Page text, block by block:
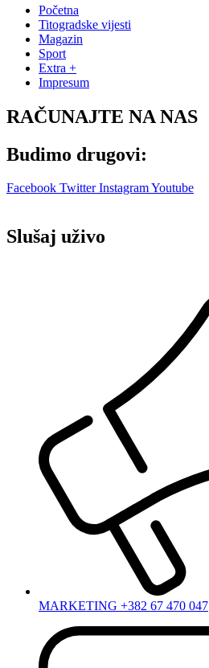
Početna
Titogradske vijesti
Magazin
Sport
Extra +
Impresum
RAČUNAJTE NA NAS
Budimo drugovi:
Facebook Twitter InstagramYoutube
Slušaj uživo
MARKETING +382 67 470 047